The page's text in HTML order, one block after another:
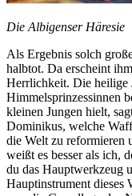
Die Albigenser Häresie
Als Ergebnis solch
halbtot. Da erscheint
Herrlichkeit. Die heilige
Himmelsprinzessinnen
kleinen Jungen hielt,
Dominikus, welche
die Welt zu reformieren
weißt es besser als ich,
du das Hauptwerkzeug
Hauptinstrument dieses